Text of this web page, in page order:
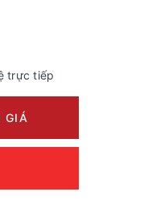
trực tiếp
GIÁ